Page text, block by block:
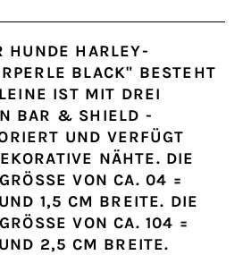
HUNDE HARLEY-
BLACK" BESTEHT
IST MIT DREI
BAR & SHIELD -
UND VERFÜGT
NÄHTE. DIE
VON CA. 04 = 1
1,5 CM BREITE. DIE L
VON CA. 104 = 11
2,5 CM BREITE.